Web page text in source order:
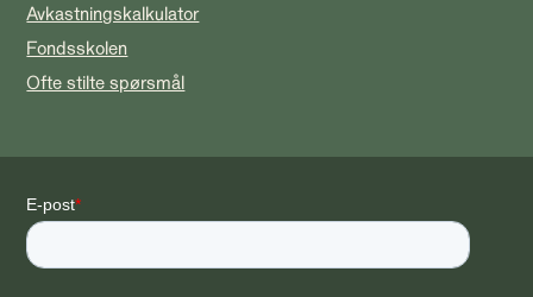
Avkastningskalkulator
Fondsskolen
Ofte stilte spørsmål